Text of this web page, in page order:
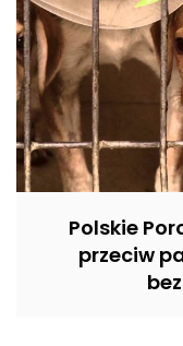
Polskie
przeciw